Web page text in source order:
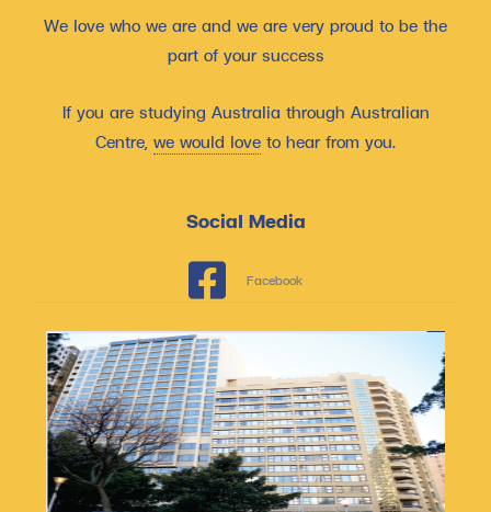
We love who we are and we are very proud to be the
part of your success
If you are studying Australia through Australian
Centre, we would love to hear from you.
Social Media
Facebook